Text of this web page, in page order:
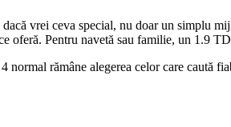
vrei ceva special, nu doar un simplu
oferă. Pentru navetă sau familie, un 1.9
rămâne alegerea celor care caută